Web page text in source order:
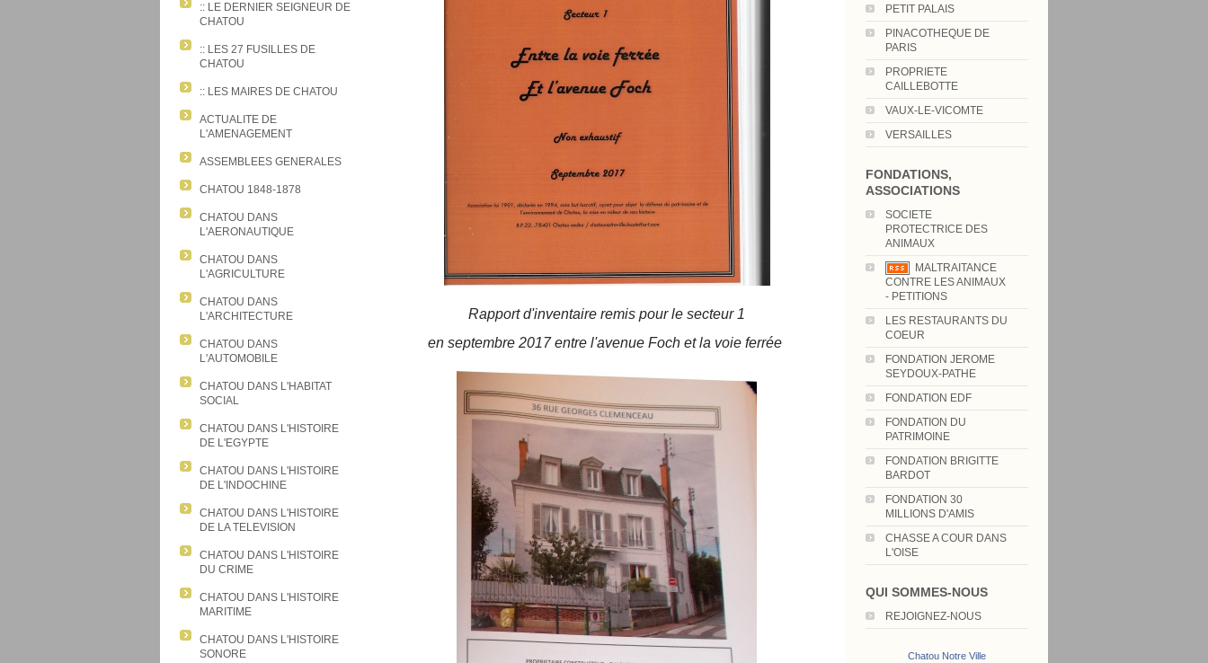
:: LE DERNIER SEIGNEUR DE
CHATOU
:: LES 27 FUSILLES DE
CHATOU
:: LES MAIRES DE CHATOU
ACTUALITE DE
L'AMENAGEMENT
ASSEMBLEES GENERALES
CHATOU 1848-1878
CHATOU DANS
L'AERONAUTIQUE
CHATOU DANS
L'AGRICULTURE
CHATOU DANS
L'ARCHITECTURE
CHATOU DANS
L'AUTOMOBILE
CHATOU DANS L'HABITAT
SOCIAL
CHATOU DANS L'HISTOIRE
DE L'EGYPTE
CHATOU DANS L'HISTOIRE
DE L'INDOCHINE
CHATOU DANS L'HISTOIRE
DE LA TELEVISION
CHATOU DANS L'HISTOIRE
DU CRIME
CHATOU DANS L'HISTOIRE
MARITIME
CHATOU DANS L'HISTOIRE
SONORE
PETIT PALAIS
PINACOTHEQUE DE
PARIS
PROPRIETE
CAILLEBOTTE
VAUX-LE-VICOMTE
VERSAILLES
FONDATIONS,
ASSOCIATIONS
SOCIETE
PROTECTRICE DES
ANIMAUX
MALTRAITANCE
CONTRE LES ANIMAUX
- PETITIONS
LES RESTAURANTS DU
COEUR
FONDATION JEROME
SEYDOUX-PATHE
FONDATION EDF
FONDATION DU
PATRIMOINE
FONDATION BRIGITTE
BARDOT
FONDATION 30
MILLIONS D'AMIS
CHASSE A COUR DANS
L'OISE
QUI SOMMES-NOUS
REJOIGNEZ-NOUS
Chatou Notre Ville
Rapport d'inventaire remis pour le secteur 1
en septembre 2017 entre l'avenue Foch et la voie ferrée